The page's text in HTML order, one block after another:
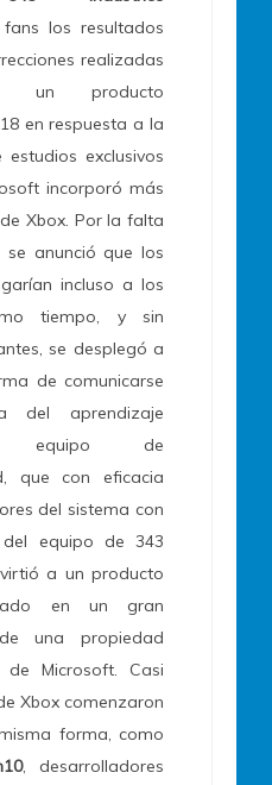
los resultados
realizadas
un producto
en respuesta a la
exclusivos
incorporó más
Xbox. Por la falta
se anunció que los
incluso a los
tiempo, y sin
se desplegó a
de comunicarse
del aprendizaje
equipo de
que con eficacia
del sistema con
del equipo de 343
a un producto
en un gran
una propiedad
de Microsoft. Casi
Xbox comenzaron
forma, como
, desarrolladores